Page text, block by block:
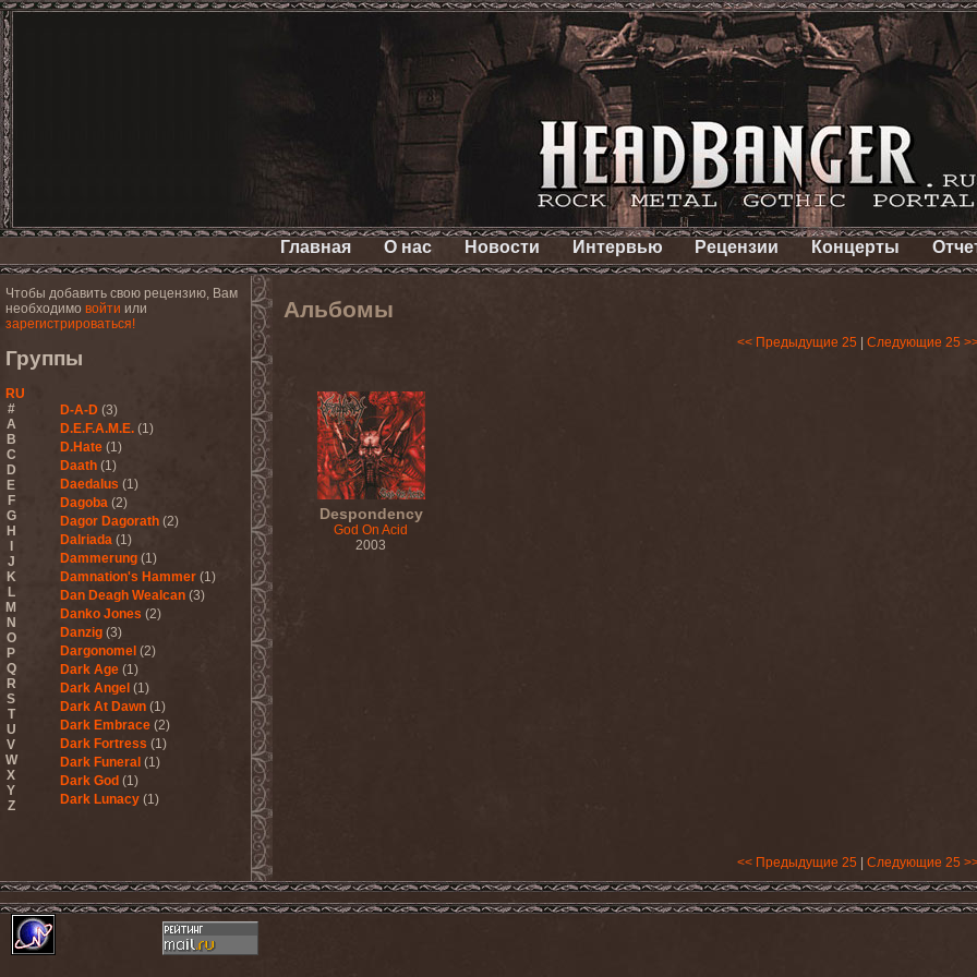
Главная О нас Новости Интервью Рецензии Концерты
Чтобы добавить свою рецензию, Вам
необходимо войти или
зарегистрироваться!
Группы
RU
#
A
B
C
D
E
F
G
H
J
K
L
M
N
O
P
Q
R
S
T
U
V
W
X
Y
Z
D-A-D (3)
D.E.F.A.M.E. (1)
D.Hate (1)
Daath (1)
Daedalus (1)
Dagoba (2)
Dagor Dagorath (2)
Dalriada (1)
Dammerung (1)
Damnation's Hammer (1)
Dan Deagh Wealcan (3)
Danko Jones (2)
Danzig (3)
Dargonomel (2)
Dark Age (1)
Dark Angel (1)
Dark At Dawn (1)
Dark Embrace (2)
Dark Fortress (1)
Dark Funeral (1)
Dark God (1)
Dark Lunacy (1)
Dark Tranquillity (2)
Dark Vision (1)
Альбомы
<< Предыдущие 25 Следующие 25
Despondency
God On Acid
2003
<< Предыдущие 25 Следующие 25